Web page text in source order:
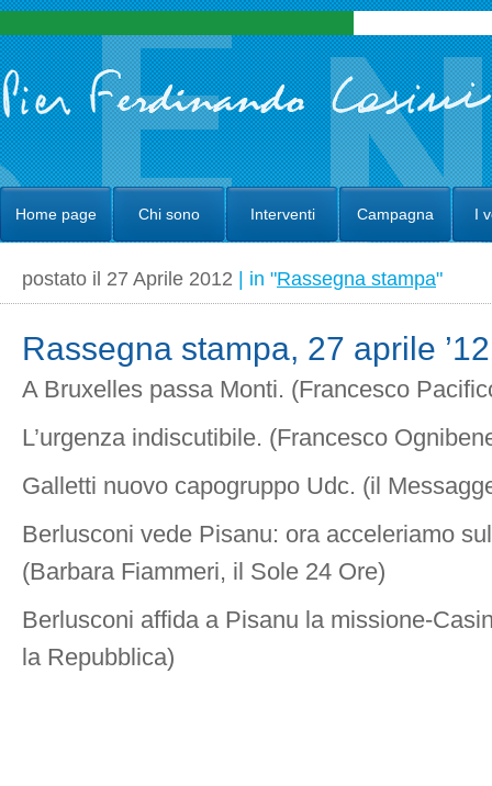
Home page Chi sono Interventi Campagna I
postato il 27 Aprile 2012 | in "Rassegna stampa"
Rassegna stampa, 27 aprile ’12
A Bruxelles passa Monti. (Francesco
L’urgenza indiscutibile. (Francesco
Galletti nuovo capogruppo Udc. (il
Berlusconi vede Pisanu: ora acceleriamo
(Barbara Fiammeri, il Sole 24 Ore)
Berlusconi affida a Pisanu la missione-
la Repubblica)